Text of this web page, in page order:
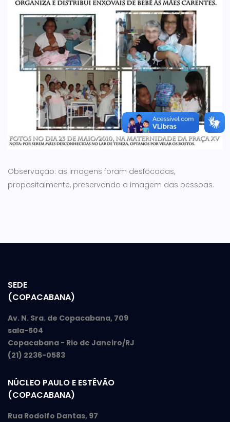
Observação: as imagens foram desfocadas,
propositalmente, preservando a imagem das pessoas.
SEDE
(COPACABANA)
Av. N. Sra. de Copacabana, 709
sala-504
Copacabana - Rio de Janeiro/RJ
(21) 2236-0583
NÚCLEO PAULO E ESTÊVÃO
(COPACABANA)
Rua Rodolfo Dantas, 97